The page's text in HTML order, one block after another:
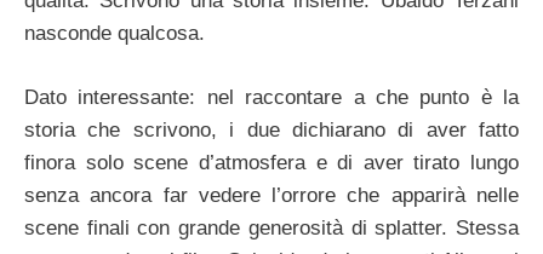
nasconde qualcosa.
Dato interessante: nel raccontare a che punto è la
storia che scrivono, i due dichiarano di aver fatto
finora solo scene d’atmosfera e di aver tirato lungo
senza ancora far vedere l’orrore che apparirà nelle
scene finali con grande generosità di splatter. Stessa